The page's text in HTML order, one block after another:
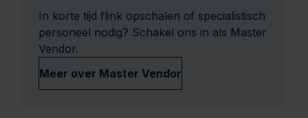
In korte tijd flink opschalen of specialistisch
personeel nodig? Schakel ons in als Master
Vendor.
Meer over Master Vendor